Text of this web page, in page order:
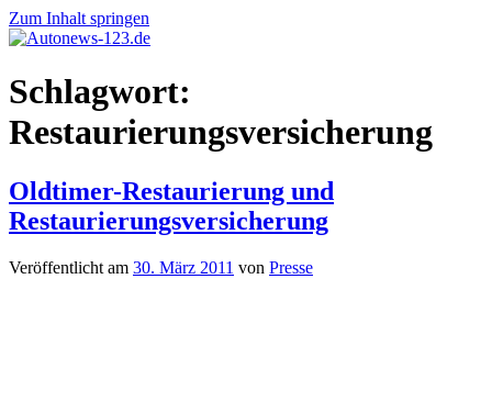
Zum Inhalt springen
Autonews-
123.de
Autonews
mit
Schlagwort:
Restaurierungsversicherung
Oldtimer-Restaurierung und
Restaurierungsversicherung
Veröffentlicht am 30. März 2011 von Presse